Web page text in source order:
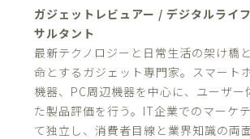
ガジェットレビュアー / デジタルライ
サルタント
最新テクノロジーと日常生活の架け橋
命とするガジェット専門家。スマート
機器、PC周辺機器を中心に、ユーザー
た製品評価を行う。IT企業でのマーケ
て独立し、消費者目線と業界知識の両